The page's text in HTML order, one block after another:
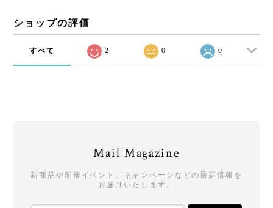
ショップの評価
すべて 2 0 0
Mail Magazine
新商品や開催イベント、キャンペーンなどの最新情報を
お届けいたします。